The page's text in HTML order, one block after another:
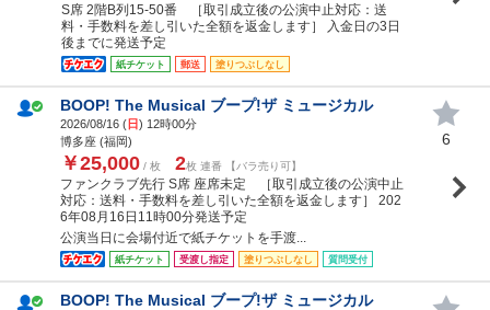
S席 2階B列15-50番 ［取引成立後の公演中止対応：送
料・手数料を差し引いた全額を返金します］ 入金日の3日
後までに発送予定
紙チケット 郵送 塗りつぶしなし
BOOP! The Musical ブープ!ザ ミュージカル
2026/08/16 (日) 12時00分
博多座 (福岡)
￥25,000 / 枚 2枚 連番 【バラ売り可】
ファンクラブ先行 S席 座席未定 ［取引成立後の公演中止
対応：送料・手数料を差し引いた全額を返金します］ 202
6年08月16日11時00分発送予定
公演当日に会場付近で紙チケットを手渡...
紙チケット 受渡し指定 塗りつぶしなし 質問受付
6
BOOP! The Musical ブープ!ザ ミュージカル